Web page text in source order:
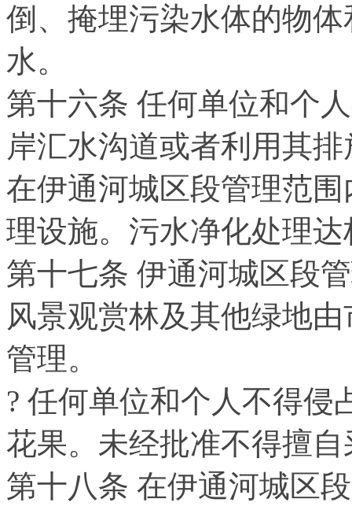
倒、掩埋污染水体的物
水。
第十六条 任何单位和个
岸汇水沟道或者利用其
在伊通河城区段管理范
理设施。污水净化处理
第十七条 伊通河城区段
风景观赏林及其他绿地
管理。
? 任何单位和个人不得侵
花果。未经批准不得擅
第十八条 在伊通河城区